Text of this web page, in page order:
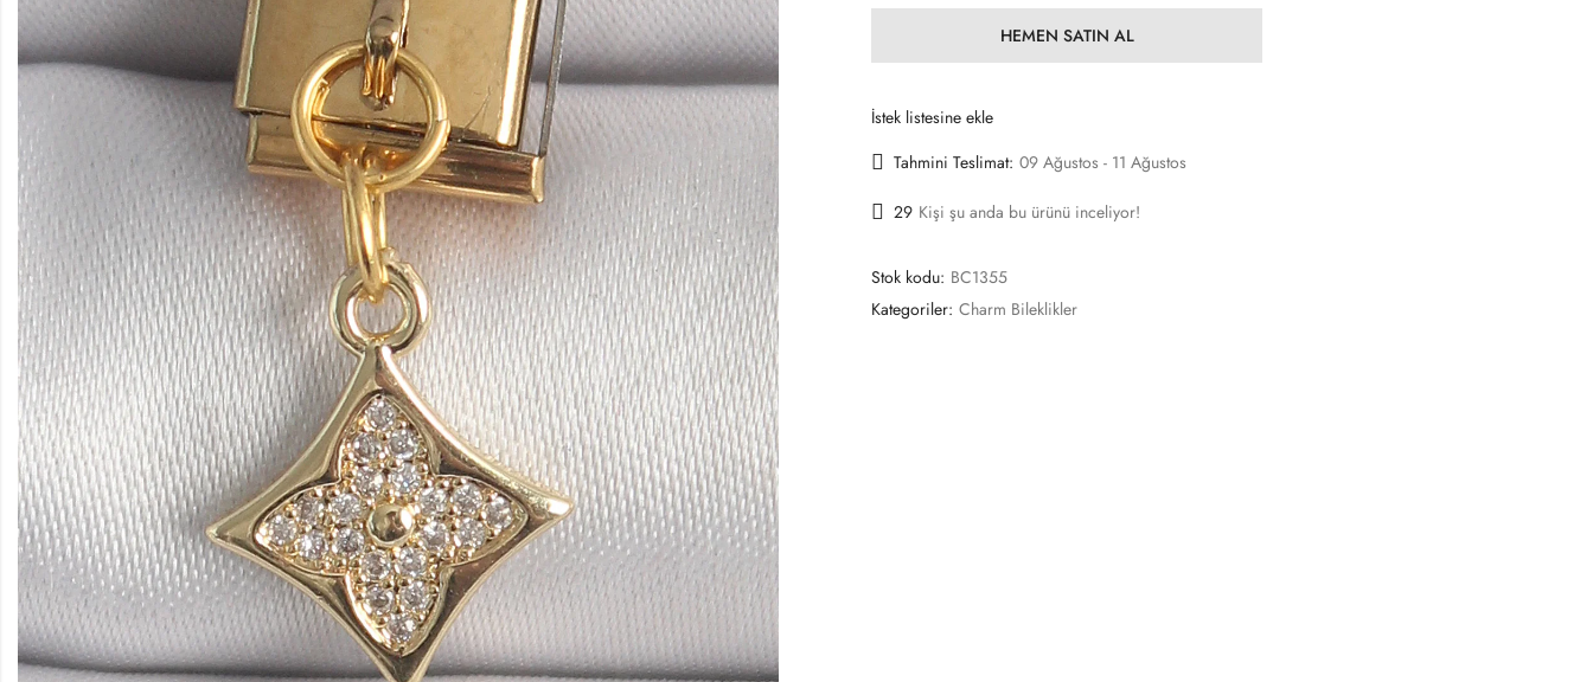
HEMEN SATIN AL
İstek listesine ekle
Tahmini Teslimat: 09 Ağustos - 11 Ağustos
29 Kişi şu anda bu ürünü inceliyor!
Stok kodu: BC1355
Kategoriler: Charm Bileklikler